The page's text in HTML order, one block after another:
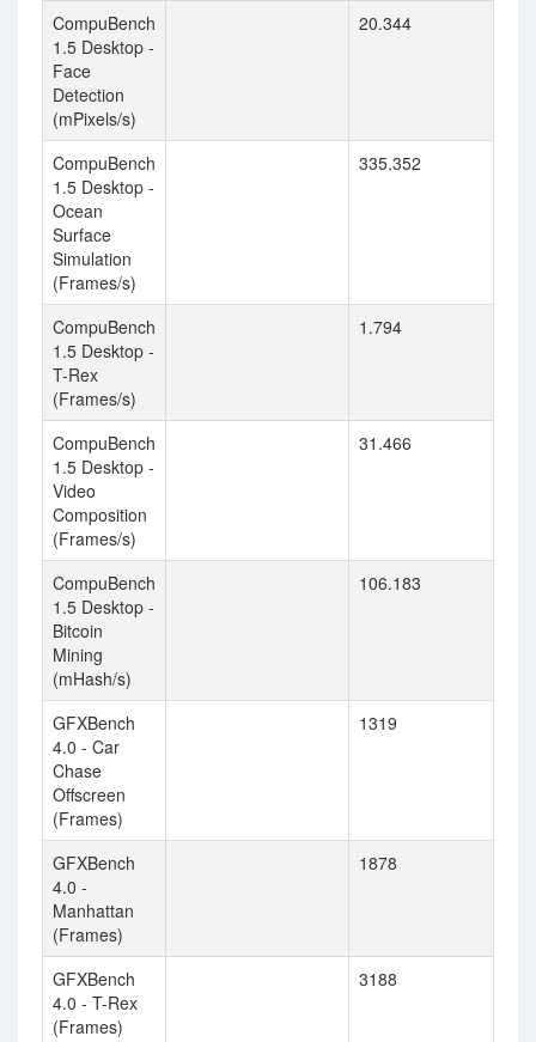
CompuBench
1.5 Desktop -
Face
Detection
(mPixels/s)
20.344
CompuBench
1.5 Desktop -
Ocean
Surface
Simulation
(Frames/s)
335.352
CompuBench
1.5 Desktop -
T-Rex
(Frames/s)
1.794
CompuBench
1.5 Desktop -
Video
Composition
(Frames/s)
31.466
CompuBench
1.5 Desktop -
Bitcoin
Mining
(mHash/s)
106.183
GFXBench
4.0 - Car
Chase
Offscreen
(Frames)
1319
GFXBench
4.0 -
Manhattan
(Frames)
1878
GFXBench
4.0 - T-Rex
(Frames)
3188